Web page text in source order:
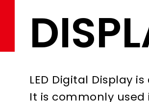
LED Digital Display
It is commonly